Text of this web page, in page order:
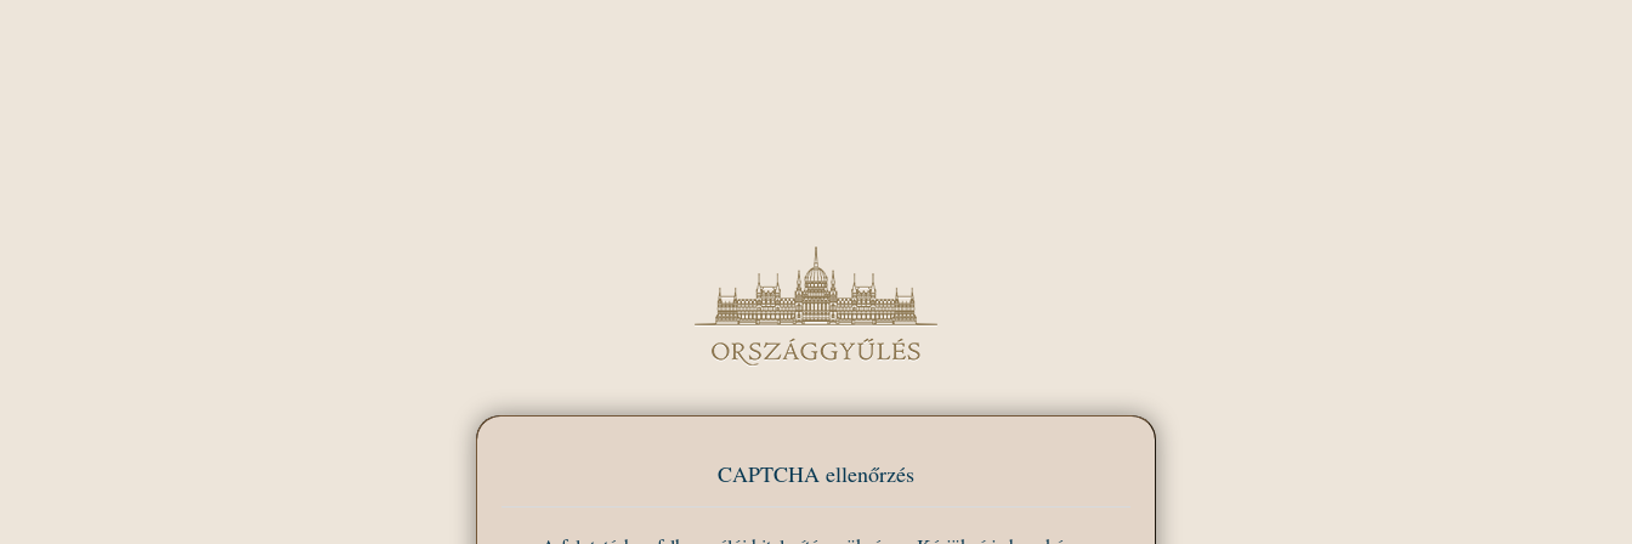
CAPTCHA ellenőrzés